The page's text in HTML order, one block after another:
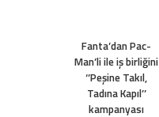
Fanta’dan Pac-
Man’li ile iş birliğini
‘’Peşine Takıl,
Tadına Kapıl’’
kampanyası